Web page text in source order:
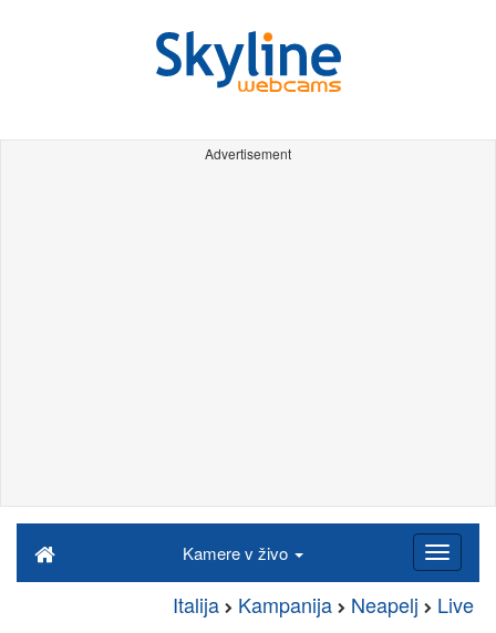
Advertisement
Kamere v živo
Italija Kampanija Neapelj Live